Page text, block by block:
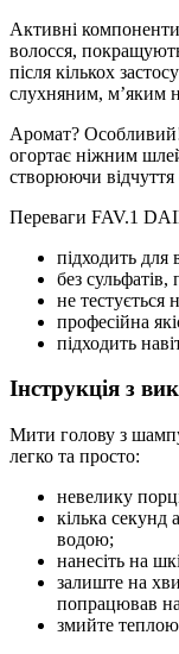
Активні
волосся,
після кількох
слухняним, м’яким
Аромат?
огортає ніжним
створюючи
Переваги FAV.1
підходить для
без сульфатів,
не тестується
професійна
підходить
Інструкція з
Мити голову з
легко та просто:
невелику
кілька секунд
водою;
нанесіть на
залиште на
попрацював
змийте